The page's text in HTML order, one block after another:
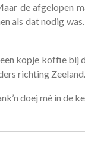
de afgelopen
als dat nodig
kopje koffie bij
richting
doej mè in de